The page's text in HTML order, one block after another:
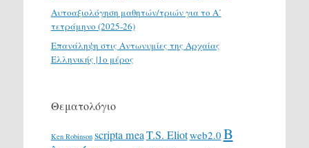
Αυτοαξιολόγηση μαθητών/τριών για το Α΄
τετράμηνο (2025-26)
Επανάληψη στις Αντωνυμίες της Αρχαίας
Ελληνικής |1ο μέρος
Θεματολόγιο
Ken Robinson scripta meaT.S. Eliotweb2.0 Β